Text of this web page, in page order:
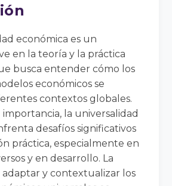
económica es un
en la teoría y la práctica
busca entender cómo los
económicos se
contextos globales.
importancia, la universalidad
desafíos significativos
práctica, especialmente en
y en desarrollo. La
adaptar y contextualizar los